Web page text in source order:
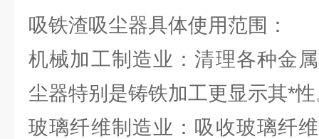
吸铁渣吸尘器具体使用范围：
机械加工制造业：清理各种金
尘器特别是铸铁加工更显示其*
玻璃纤维制造业：吸收玻璃纤